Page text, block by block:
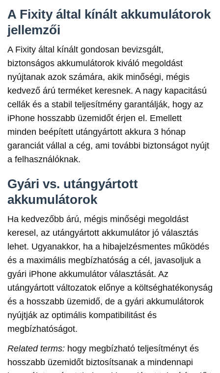
A Fixity által kínált akkumulátorok
jellemzői
A Fixity által kínált gondosan bevizsgált,
biztonságos akkumulátorok kiváló megoldást
nyújtanak azok számára, akik minőségi, mégis
kedvező árú terméket keresnek. A nagy kapacitású
cellák és a stabil teljesítmény garantálják, hogy az
iPhone hosszabb üzemidőt érjen el. Emellett
minden beépített utángyártott akkura 3 hónap
garanciát vállal a cég, ami további biztonságot nyújt
a felhasználóknak.
Gyári vs. utángyártott
akkumulátorok
Ha kedvezőbb árú, mégis minőségi megoldást
keresel, az utángyártott akkumulátor jó választás
lehet. Ugyanakkor, ha a hibajelzésmentes működés
és a maximális megbízhatóság a cél, javasoljuk a
gyári iPhone akkumulátor választását. Az
utángyártott változatok előnye a költséghatékonyság
és a hosszabb üzemidő, de a gyári akkumulátorok
nyújtják az optimális kompatibilitást és
megbízhatóságot.
Related terms: hogy megbízható teljesítményt és
hosszabb üzemidőt biztosítsanak a mindennapi